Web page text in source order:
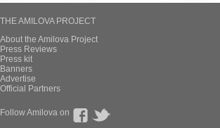
THE AMILOVA PROJECT
About the Amilova Project
Press Reviews
Press kit
Banners
Advertise
Official Partners
Follow Amilova on